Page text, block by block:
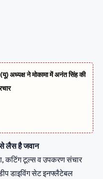
अध्यक्ष ने मोकामा में अनंत सिंह की
लैस है जवान
कटिंग टूल्स व उपकरण संचार
डाइविंग सेट इनफ्लैटेबल